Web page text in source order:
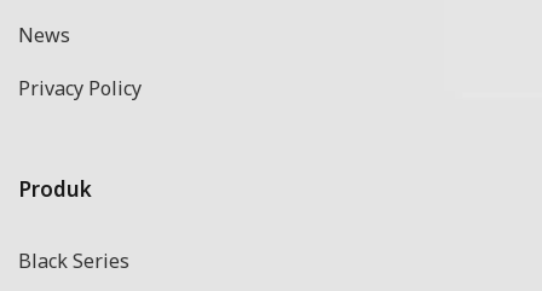
News
Privacy Policy
Produk
Black Series